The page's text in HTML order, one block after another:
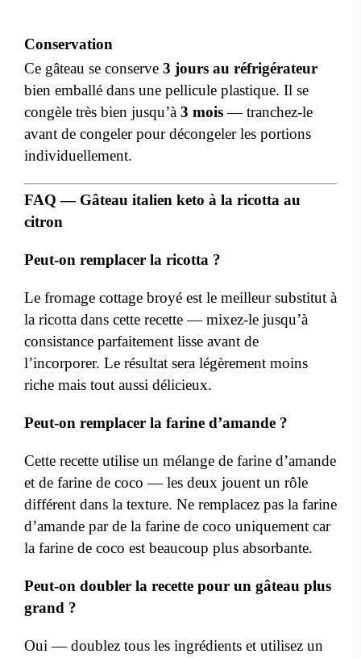
Conservation
Ce gâteau se conserve 3 jours au réfrigérateur
bien emballé dans une pellicule plastique. Il se
congèle très bien jusqu’à 3 mois— tranchez-le
avant de congeler pour décongeler les portions
individuellement.
FAQ — Gâteau italien keto à la ricotta au
citron
Peut-on remplacer la ricotta ?
Le fromage cottage broyé est le meilleur substitut à
la ricotta dans cette recette — mixez-le jusqu’à
consistance parfaitement lisse avant de
l’incorporer. Le résultat sera légèrement moins
riche mais tout aussi délicieux.
Peut-on remplacer la farine d’amande ?
Cette recette utilise un mélange de farine d’amande
et de farine de coco — les deux jouent un rôle
différent dans la texture. Ne remplacez pas la farine
d’amande par de la farine de coco uniquement car
la farine de coco est beaucoup plus absorbante.
Peut-on doubler la recette pour un gâteau plus
grand ?
Oui — doublez tous les ingrédients et utilisez un